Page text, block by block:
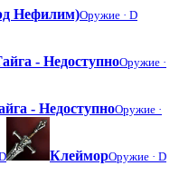
Нефилим)Оружие · D
- НедоступноОружие ·
- НедоступноОружие ·
КлейморОружие · D